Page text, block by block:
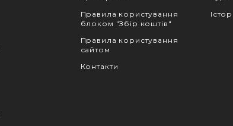
Правила користування
блоком "Збір коштів"
Правила користування
сайтом
Контакти